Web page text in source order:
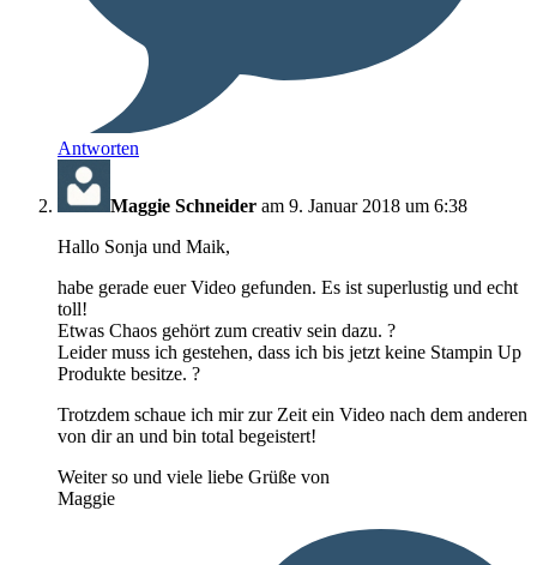
Antworten
Maggie Schneider am 9. Januar 2018 um 6:38
Hallo Sonja und Maik,
habe gerade euer Video gefunden. Es ist superlustig und echt
toll!
Etwas Chaos gehört zum creativ sein dazu. ?
Leider muss ich gestehen, dass ich bis jetzt keine Stampin Up
Produkte besitze. ?
Trotzdem schaue ich mir zur Zeit ein Video nach dem anderen
von dir an und bin total begeistert!
Weiter so und viele liebe Grüße von
Maggie